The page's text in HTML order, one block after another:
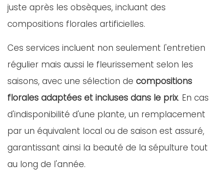
juste après les obsèques, incluant des
compositions florales artificielles.
Ces services incluent non seulement l'entretien
régulier mais aussi le fleurissement selon les
saisons, avec une sélection de compositions
florales adaptées et incluses dans le prix. En cas
d'indisponibilité d'une plante, un remplacement
par un équivalent local ou de saison est assuré,
garantissant ainsi la beauté de la sépulture tout
au long de l'année.